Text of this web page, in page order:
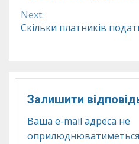
Reading
Next:
Скільки платників
Залишити
Ваша e-mail адреса не